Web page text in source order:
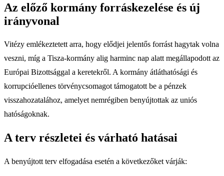
Az előző kormány forráskezelése és új
irányvonal
Vitézy emlékeztetett arra, hogy elődjei jelentős forrást hagytak volna
veszni, míg a Tisza-kormány alig harminc nap alatt megállapodott az
Európai Bizottsággal a keretekről. A kormány átláthatósági és
korrupcióellenes törvénycsomagot támogatott be a pénzek
visszahozatalához, amelyet nemrégiben benyújtottak az uniós
hatóságoknak.
A terv részletei és várható hatásai
A benyújtott terv elfogadása esetén a következőket várják: